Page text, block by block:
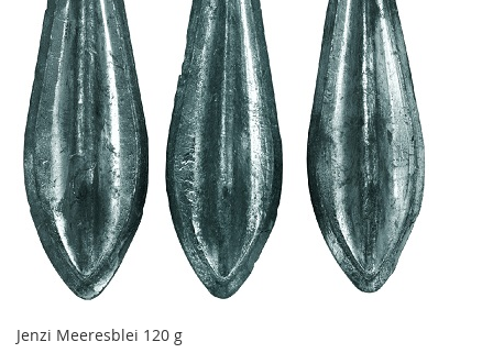
Jenzi Meeresblei 120 g